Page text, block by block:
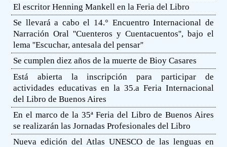
El escritor Henning Mankell en la Feria del Libro
Se llevará a cabo el 14.° Encuentro Internacional de
Narración Oral ''Cuenteros y Cuentacuentos'', bajo el
lema ''Escuchar, antesala del pensar''
Se cumplen diez años de la muerte de Bioy Casares
Está abierta la inscripción para participar de
actividades educativas en la 35.a Feria Internacional
del Libro de Buenos Aires
En el marco de la 35ª Feria del Libro de Buenos Aires
se realizarán las Jornadas Profesionales del Libro
Nueva edición del Atlas UNESCO de las lenguas en